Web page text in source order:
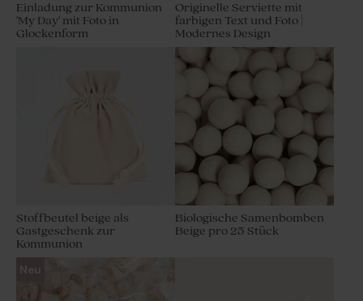
Einladung zur Kommunion
'My Day' mit Foto in
Glockenform
Originelle Serviette mit
farbigen Text und Foto |
Modernes Design
Stoffbeutel beige als
Gastgeschenk zur
Kommunion
Biologische Samenbomben
Beige pro 25 Stück
Neu